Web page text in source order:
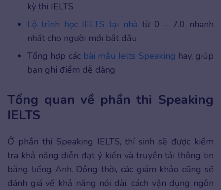
kỳ thi IELTS
Lộ trình học IELTS tại nhà từ 0 – 7.0 nhanh
nhất cho người mới bắt đầu
Tổng hợp các bài mẫu Ielts Speaking hay, giúp
bạn ghi điểm dễ dàng
Tổng quan về phần thi Speaking
IELTS
Ở phần thi Speaking IELTS, thí sinh sẽ được kiểm
tra khả năng diễn đạt ý kiến và truyền tải thông tin
bằng tiếng Anh. Đồng thời, các giám khảo cũng sẽ
đánh giá về khả năng nói dài, cách vận dụng ngôn